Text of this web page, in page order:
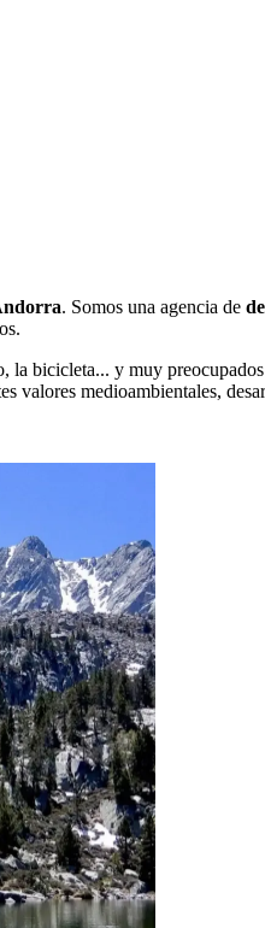
. Somos una agencia de
la bicicleta... y muy
valores medioambientales,